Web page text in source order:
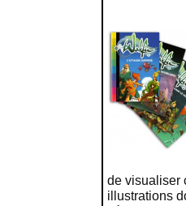
de visualiser
illustrations